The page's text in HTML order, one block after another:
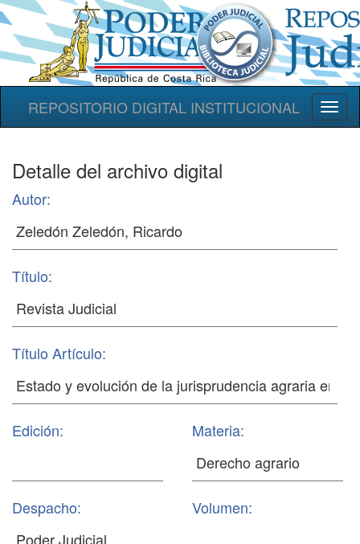
REPOSITORIO DIGITAL INSTITUCIONAL
Detalle del archivo digital
Autor:
Título:
Título Artículo:
Edición: Materia:
Despacho: Volumen: